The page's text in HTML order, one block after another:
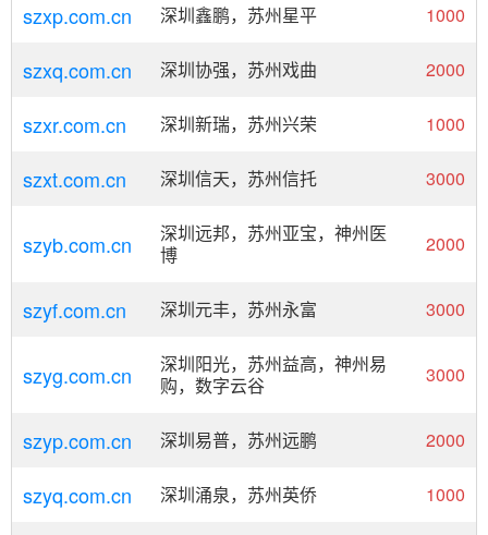
szxp.com.cn 深圳鑫鹏，苏州星平 1000
szxq.com.cn 深圳协强，苏州戏曲 2000
szxr.com.cn 深圳新瑞，苏州兴荣 1000
szxt.com.cn 深圳信天，苏州信托 3000
szyb.com.cn
深圳远邦，苏州亚宝，神州医
博
2000
szyf.com.cn 深圳元丰，苏州永富 3000
szyg.com.cn
深圳阳光，苏州益高，神州易
购，数字云谷
3000
szyp.com.cn 深圳易普，苏州远鹏 2000
szyq.com.cn 深圳涌泉，苏州英侨 1000